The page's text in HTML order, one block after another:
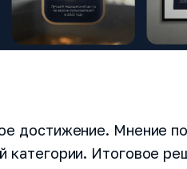
достижение. Мнение
Итоговое